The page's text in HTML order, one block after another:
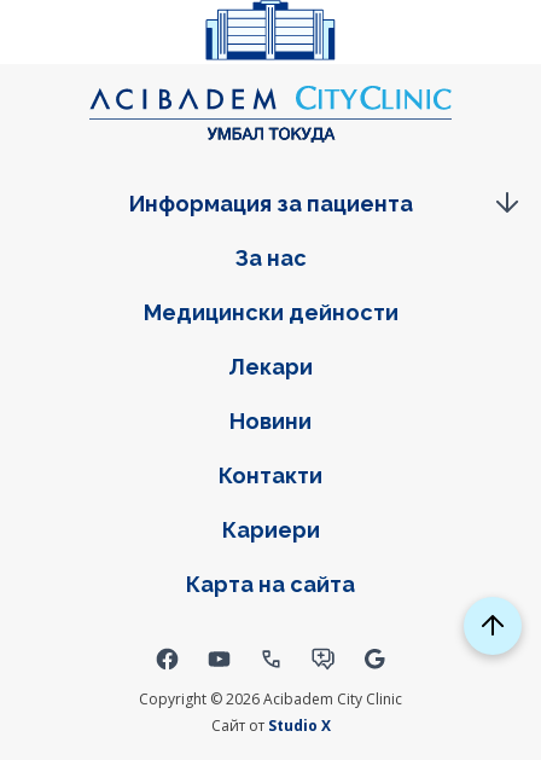
Фуутер навигация
За нас
Медицински дейности
Лекари
Новини
Контакти
Кариери
Карта на сайта
Информация за пациента
Copyright © 2026 Acibadem City Clinic
Social links
Сайт от Studio X